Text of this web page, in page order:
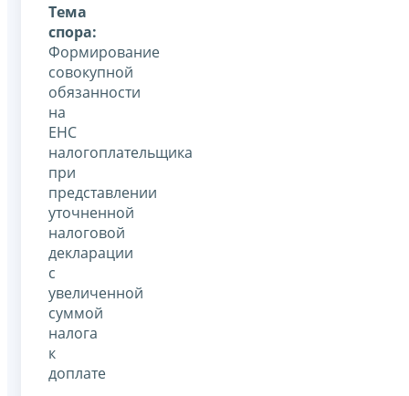
Тема
спора:
Формирование
совокупной
обязанности
на
ЕНС
налогоплательщика
при
представлении
уточненной
налоговой
декларации
с
увеличенной
суммой
налога
к
доплате